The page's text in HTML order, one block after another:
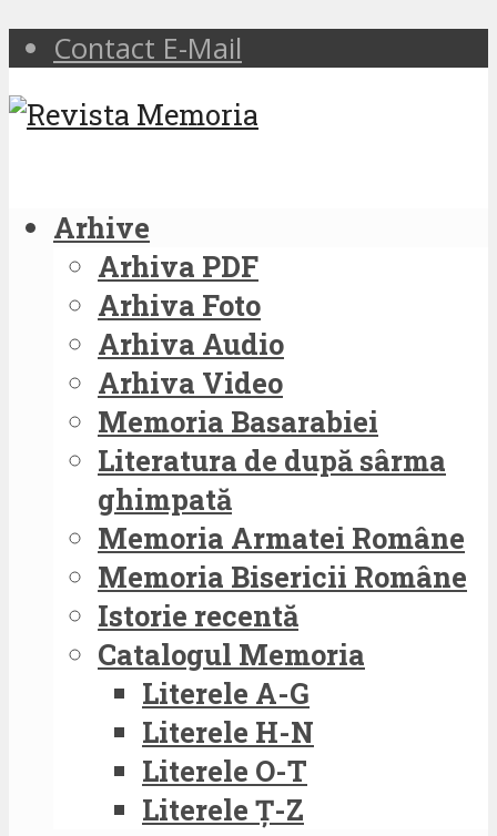
Contact E-Mail
Arhive
Arhiva PDF
Arhiva Foto
Arhiva Audio
Arhiva Video
Memoria Basarabiei
Literatura de după sârma
ghimpată
Memoria Armatei Române
Memoria Bisericii Române
Istorie recentă
Catalogul Memoria
Literele A-G
Literele H-N
Literele O-T
Literele Ț-Z